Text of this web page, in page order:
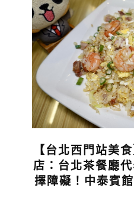
【台北西門站美
店：台北茶餐廳
擇障礙！中泰賓